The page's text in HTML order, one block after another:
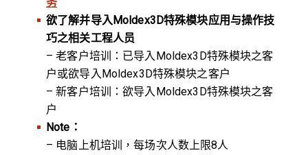
欲了解并导入Moldex3D特殊模块应用与操作技
巧之相关工程人员
– 老客户培训：已导入Moldex3D特殊模块之客
户或欲导入Moldex3D特殊模块之客户
– 新客户培训：欲导入Moldex3D特殊模块之客
户
Note：
– 电脑上机培训，每场次人数上限8人